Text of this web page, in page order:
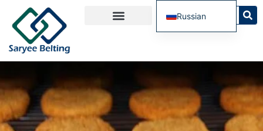
Russian
English
Portuguese